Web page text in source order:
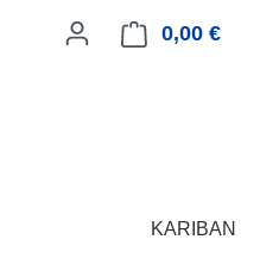
0,00 €
KARIBAN